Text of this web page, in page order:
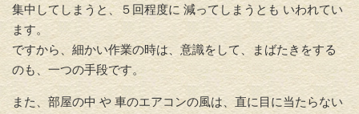
集中してしまうと、５回程度に 減ってしまうとも いわれてい
ます。
ですから、細かい作業の時は、意識をして、まばたきをする
のも、一つの手段です。
また、部屋の中 や 車のエアコンの風は、直に目に当たらない